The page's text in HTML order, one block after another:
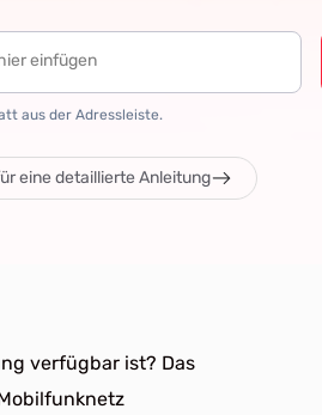
aus der Adressleiste.
eine detaillierte Anleitung
verfügbar ist? Das